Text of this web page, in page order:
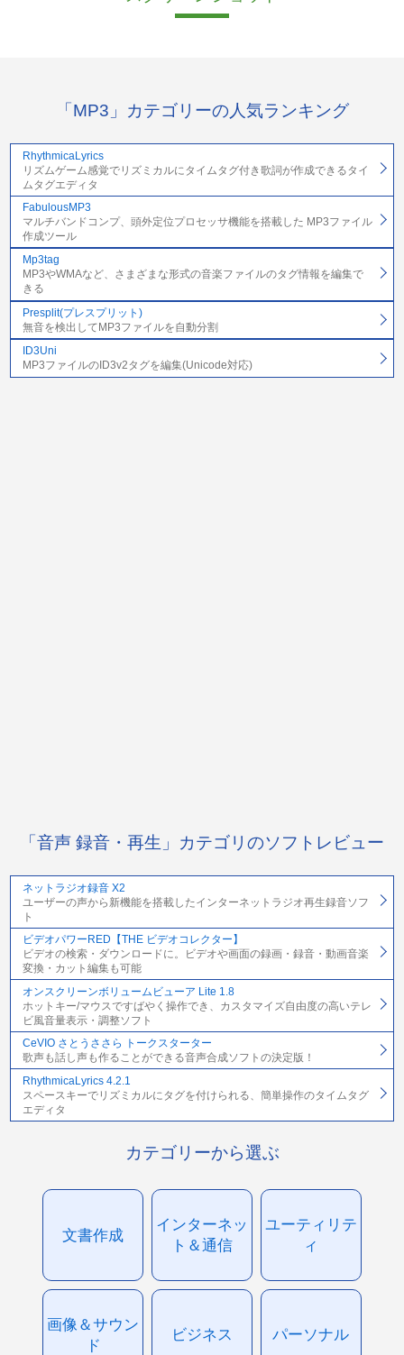
「MP3」カテゴリーの人気ランキング
RhythmicaLyrics
リズムゲーム感覚でリズミカルにタイムタグ付き歌詞が作成できるタイ
ムタグエディタ
FabulousMP3
マルチバンドコンプ、頭外定位プロセッサ機能を搭載した MP3ファイル
作成ツール
Mp3tag
MP3やWMAなど、さまざまな形式の音楽ファイルのタグ情報を編集で
きる
Presplit(プレスプリット)
無音を検出してMP3ファイルを自動分割
ID3Uni
MP3ファイルのID3v2タグを編集(Unicode対応)
「音声 録音・再生」カテゴリのソフトレビュー
ネットラジオ録音 X2
ユーザーの声から新機能を搭載したインターネットラジオ再生録音ソフ
ト
ビデオパワーRED【THE ビデオコレクター】
ビデオの検索・ダウンロードに。ビデオや画面の録画・録音・動画音楽
変換・カット編集も可能
オンスクリーンボリュームビューア Lite 1.8
ホットキー/マウスですばやく操作でき、カスタマイズ自由度の高いテレ
ビ風音量表示・調整ソフト
CeVIO さとうささら トークスターター
歌声も話し声も作ることができる音声合成ソフトの決定版！
RhythmicaLyrics 4.2.1
スペースキーでリズミカルにタグを付けられる、簡単操作のタイムタグ
エディタ
カテゴリーから選ぶ
文書作成
インターネッ
ト＆通信
ユーティリテ
ィ
画像＆サウン
ド
ビジネス パーソナル